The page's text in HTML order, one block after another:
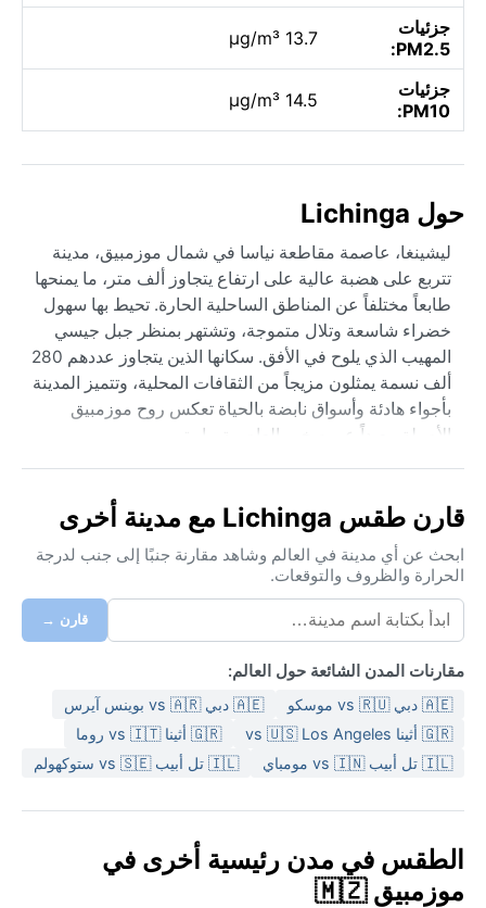
جزئيات
PM2.5:
13.7 µg/m³
جزئيات
PM10:
14.5 µg/m³
حول Lichinga
ليشينغا، عاصمة مقاطعة نياسا في شمال موزمبيق، مدينة
تتربع على هضبة عالية على ارتفاع يتجاوز ألف متر، ما يمنحها
طابعاً مختلفاً عن المناطق الساحلية الحارة. تحيط بها سهول
خضراء شاسعة وتلال متموجة، وتشتهر بمنظر جبل جيسي
المهيب الذي يلوح في الأفق. سكانها الذين يتجاوز عددهم 280
ألف نسمة يمثلون مزيجاً من الثقافات المحلية، وتتميز المدينة
بأجواء هادئة وأسواق نابضة بالحياة تعكس روح موزمبيق
الأصيلة، بعيداً عن صخب العاصمة مابوتو.
ينتمي مناخ ليشينغا إلى تصنيف كوبن (Cwb)، أي مناخ
المرتفعات شبه الاستوائي. يتميز الصيف (من نوفمبر إلى
مارس) بأمطار غزيرة ودرجات حرارة معتدلة تتراوح بين 18
و27 درجة مئوية مع رطوبة عالية. الشتاء (من يونيو إلى
أحياناً، مع نهار مشمس لطيف. يجب أن يحزم الزائر ملابس
خفيفة للمطر وأخرى دافئة للسهرات الباردة، خاصة إذا كان
وسبتمبر، حيث السماء صافية والجو معتدل وجاف. لا تشهد
المدينة أعاصير أو رياحاً موسمية قوية مثل المناطق الساحلية،
لكن قد يتشكل ضباب خفيف في الصباحات الباردة خلال
ومنعشاً لمن يرغب في استكشاف شمال موزمبيق بعيداً عن
حرارة الساحل.
قارن طقس Lichinga مع مدينة أخرى
ابحث عن أي مدينة في العالم وشاهد مقارنة جنبًا إلى جنب لدرجة
الحرارة والظروف والتوقعات.
قارن →
مقارنات المدن الشائعة حول العالم:
🇦🇪 دبي vs 🇷🇺 موسكو
🇦🇪 دبي vs 🇦🇷 بوينس آيرس
🇬🇷 أثينا vs 🇺🇸 Los Angeles
🇬🇷 أثينا vs 🇮🇹 روما
🇮🇱 تل أبيب vs 🇮🇳 مومباي
🇮🇱 تل أبيب vs 🇸🇪 ستوكهولم
الطقس في مدن رئيسية أخرى في
موزمبيق 🇲🇿